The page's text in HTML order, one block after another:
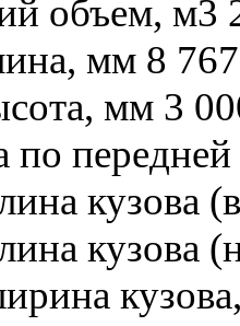
объем, м3
мм 8 767
мм 3
по
кузова
кузова